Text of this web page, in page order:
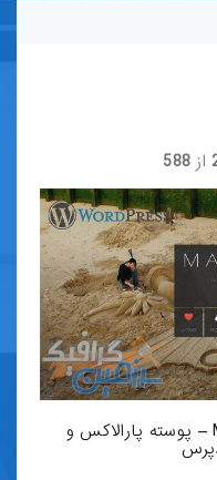
از 588
دانلود قالب وردپرس Magician – پوسته پارالاکس و